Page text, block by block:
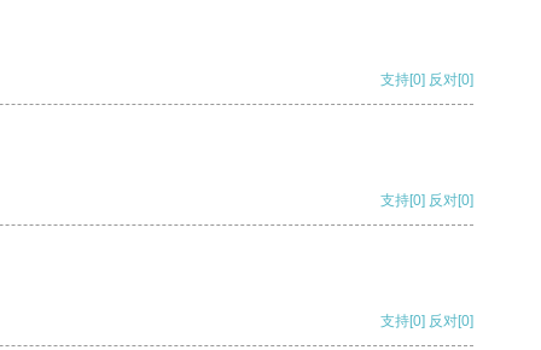
支持[0] 反对[0]
支持[0] 反对[0]
支持[0] 反对[0]